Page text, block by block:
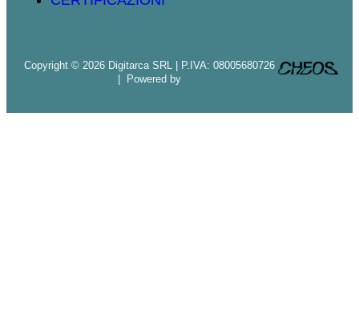
Copyright © 2026 Digitarca SRL | P.IVA: 08005680726
| Powered by